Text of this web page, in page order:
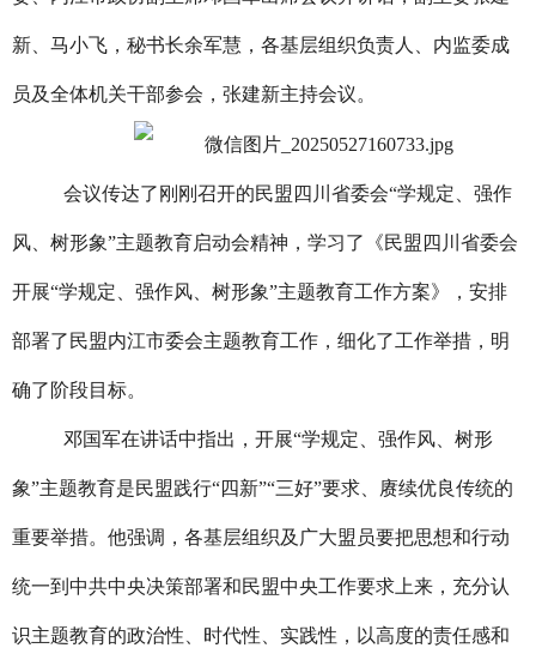
新、马小飞，秘书长余军慧，各基层组织负责人、内监委成
员及全体机关干部参会，张建新主持会议。
会议传达了刚刚召开的民盟四川省委会“学规定、强作
风、树形象”主题教育启动会精神，学习了《民盟四川省委会
开展“学规定、强作风、树形象”主题教育工作方案》，安排
部署了民盟内江市委会主题教育工作，细化了工作举措，明
确了阶段目标。
邓国军在讲话中指出，开展“学规定、强作风、树形
象”主题教育是民盟践行“四新”“三好”要求、赓续优良传统的
重要举措。他强调，各基层组织及广大盟员要把思想和行动
统一到中共中央决策部署和民盟中央工作要求上来，充分认
识主题教育的政治性、时代性、实践性，以高度的责任感和